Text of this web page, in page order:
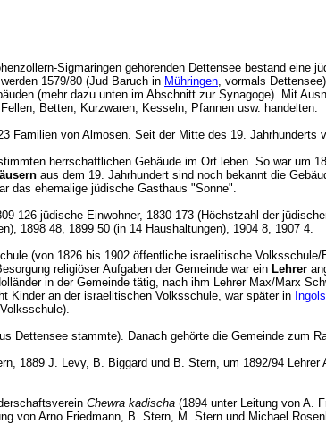
Sigmaringen gehörenden Dettensee bestand eine
1579/80 (Jud Baruch in Mühringen, vormals
(mehr dazu unten im Abschnitt zur Synagoge). Mit
Betten, Kurzwaren, Kesseln, Pfannen usw. handelten.
Familien von Almosen. Seit der Mitte des 19. Jahrhunderts
herrschaftlichen Gebäude im Ort leben. So war um
aus dem 19. Jahrhundert sind noch bekannt die
das ehemalige jüdische Gasthaus "Sonne".
126 jüdische Einwohner, 1830 173 (Höchstzahl der
1898 48, 1899 50 (in 14 Haushaltungen), 1904 8, 1907 4.
(von 1826 bis 1902 öffentliche israelitische
religiöser Aufgaben der Gemeinde war ein Lehrer
in der Gemeinde tätig, nach ihm Lehrer Max/Marx
Kinder an der israelitischen Volksschule, war später in
Dettensee stammte). Danach gehörte die Gemeinde zum
1889 J. Levy, B. Biggard und B. Stern, um 1892/94
Chewra kadischa (1894 unter Leitung von A.
von Arno Friedmann, B. Stern, M. Stern und Michael